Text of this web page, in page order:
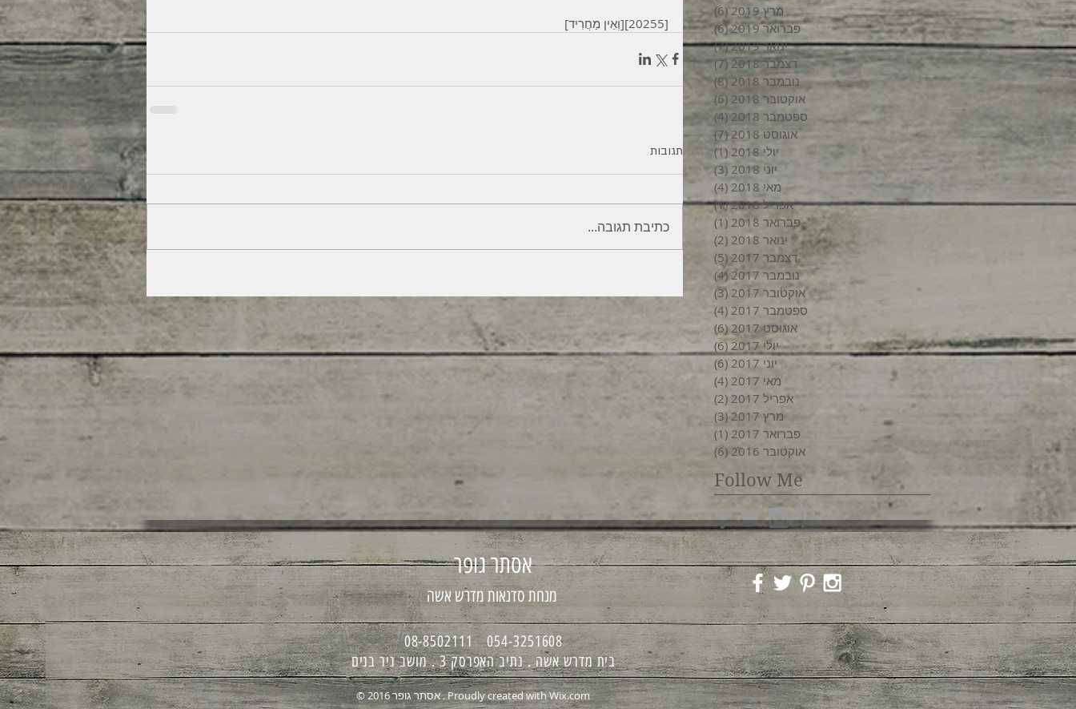
[20255][וְאֵין מַחֲרִיד]
תגובות
כתיבת תגובה...
מרץ 2019
(6)
6 פוסטים
פברואר 2019
(6)
6 פוסטים
ינואר 2019
(7)
7 פוסטים
דצמבר 2018
(7)
7 פוסטים
נובמבר 2018
(8)
8 פוסטים
אוקטובר 2018
(6)
ספטמבר 2018
(4)
אוגוסט 2018
(7)
יולי 2018
(1)
יוני 2018
(3)
3 פוסטים
מאי 2018
(4)
אפריל 2018
(1)
פוסט 1
פברואר 2018
(1)
פוסט 1
ינואר 2018
(2)
דצמבר 2017
(5)
נובמבר 2017
(4)
אוקטובר 2017
(3)
ספטמבר 2017
(4)
אוגוסט 2017
(6)
יולי 2017
(6)
יוני 2017
(6)
מאי 2017
(4)
אפריל 2017
(2)
מרץ 2017
(3)
פברואר 2017
(1)
אוקטובר 2016
(6)
Follow Me
מנחת סדנאות מדרש אשה
אסתר גופר
054-3251608 08-8502111
בית מדרש אשה . נתיב האפרסק 3 . מושב ניר בנים
© 2016 אסתר גופר . Proudly created withWix.com